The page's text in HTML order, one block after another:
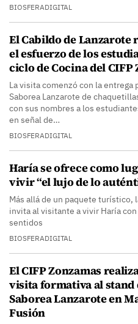
BIOSFERADIGITAL
El Cabildo de Lanzarote
el esfuerzo de los
ciclo de Cocina del CIFP
La visita comenzó con la entrega
Saborea Lanzarote de
con sus nombres a los
en señal de…
BIOSFERADIGITAL
Haría se ofrece como
vivir “el lujo de lo
Más allá de un paquete turístico,
invita al visitante a vivir Haría
sentidos
BIOSFERADIGITAL
El CIFP Zonzamas
visita formativa al stand
Saborea Lanzarote en
Fusión